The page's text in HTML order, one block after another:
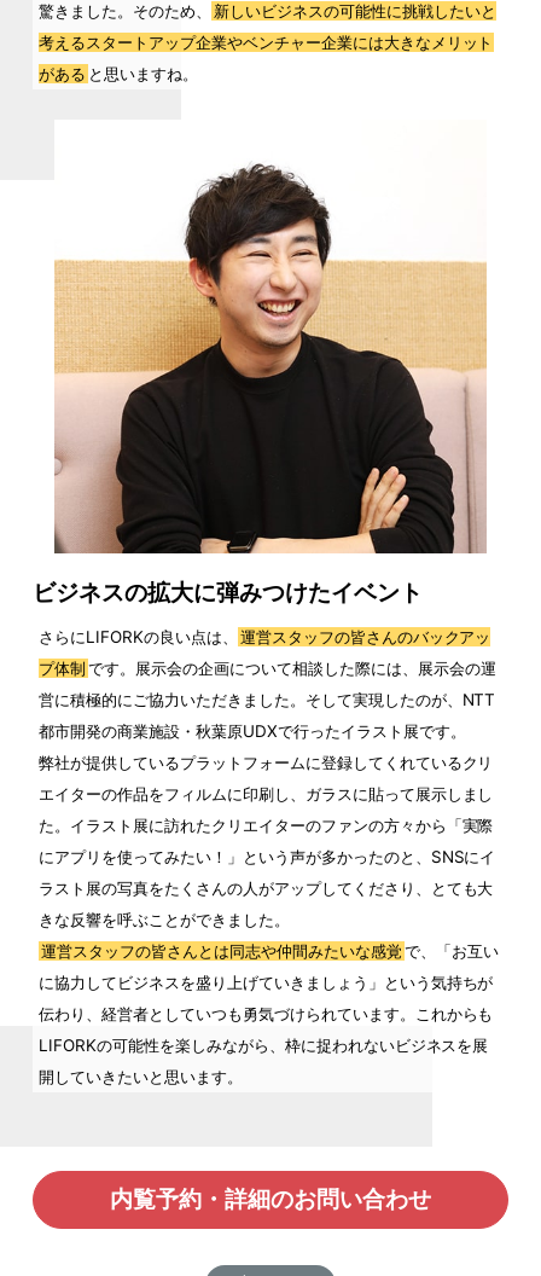
驚きました。そのため、
新しいビジネスの可能性に挑戦したいと
考えるスタートアップ企業やベンチャー企業には大きなメリット
がある と思いますね。
ビジネスの拡大に弾みつけたイベント
さらにLIFORKの良い点は、
運営スタッフの皆さんのバックアッ
プ体制です。展示会の企画について相談した際には、展示会の運
営に積極的にご協力いただきました。そして実現したのが、NTT
都市開発の商業施設・秋葉原UDXで行ったイラスト展です。
弊社が提供しているプラットフォームに登録してくれているクリ
エイターの作品をフィルムに印刷し、ガラスに貼って展示しまし
た。イラスト展に訪れたクリエイターのファンの方々から「実際
にアプリを使ってみたい！」という声が多かったのと、SNSにイ
ラスト展の写真をたくさんの人がアップしてくださり、とても大
きな反響を呼ぶことができました。
運営スタッフの皆さんとは同志や仲間みたいな感覚で、「お互い
に協力してビジネスを盛り上げていきましょう」という気持ちが
伝わり、経営者としていつも勇気づけられています。これからも
LIFORKの可能性を楽しみながら、枠に捉われないビジネスを展
開していきたいと思います。
内覧予約・詳細のお問い合わせ